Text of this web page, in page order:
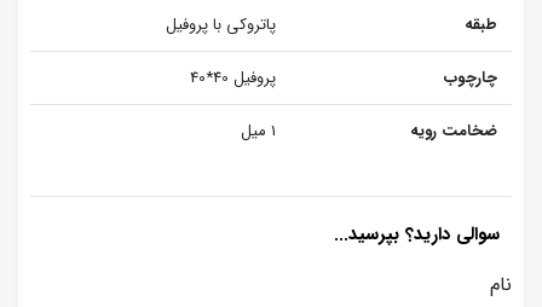
طبقه پاتروکی با پروفیل
چارچوب پروفیل 40*40
ضخامت رویه 1 میل
سوالی دارید؟ بپرسید...
نام